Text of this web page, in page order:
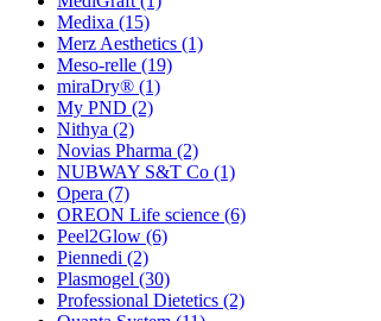
Medixa (15)
Merz Aesthetics (1)
Meso-relle (19)
miraDry® (1)
My PND (2)
Nithya (2)
Novias Pharma (2)
NUBWAY S&T Co (1)
Opera (7)
OREON Life science (6)
Peel2Glow (6)
Piennedi (2)
Plasmogel (30)
Professional Dietetics (2)